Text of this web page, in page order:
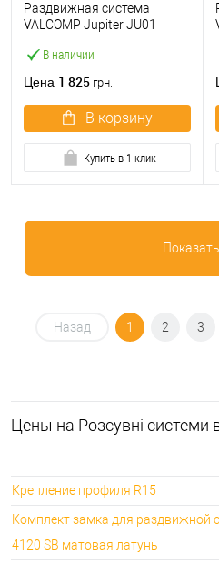
В наличии
Раздвижная система
VALCOMP Jupiter JU01
весом до 30 кг
Цена 1 825 грн.
В корзину
Купить в 1 клик
Назад 1 2 3
Цeны на Розсувні системи
Крепление профиля R15
Комплект замка для раздвижной
4120 SB матовая латунь